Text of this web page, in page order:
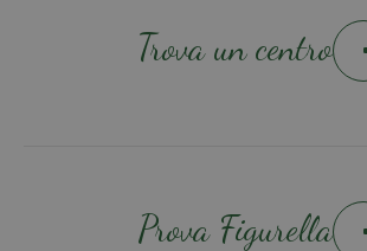
Trova un centro
Prova Figurella